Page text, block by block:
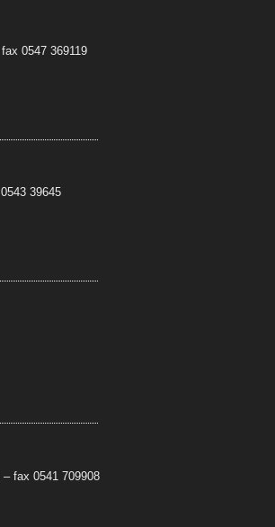
0547 369119
39645
fax 0541 709908